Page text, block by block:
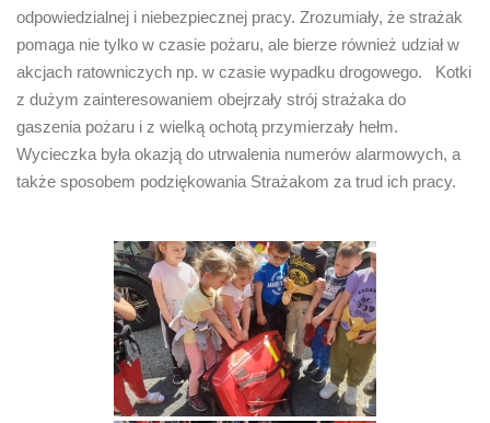
odpowiedzialnej i niebezpiecznej pracy. Zrozumiały, że strażak
pomaga nie tylko w czasie pożaru, ale bierze również udział w
akcjach ratowniczych np. w czasie wypadku drogowego. Kotki
z dużym zainteresowaniem obejrzały strój strażaka do
gaszenia pożaru i z wielką ochotą przymierzały hełm.
Wycieczka była okazją do utrwalenia numerów alarmowych, a
także sposobem podziękowania Strażakom za trud ich pracy.